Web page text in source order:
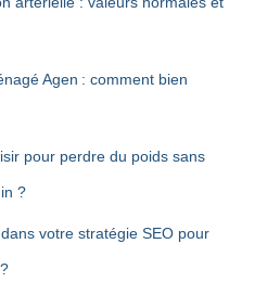
Agen : comment bien
pour perdre du poids sans
?
votre stratégie SEO pour